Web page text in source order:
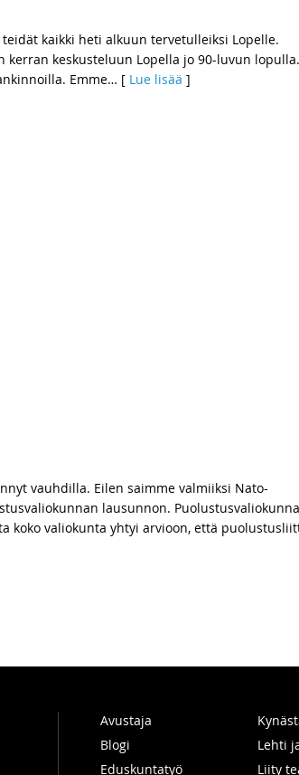
kaikki heti alkuun tervetulleiksi Lopelle.
keskusteluun Lopella jo 90-luvun
Emme… [ Lue lisää ]
vauhdilla. Eilen saimme valmiiksi Nato-
lausunnon.
koko valiokunta yhtyi arvioon, että
Avustaja
Blogi
Eduskuntatyö
Lehti
Liity